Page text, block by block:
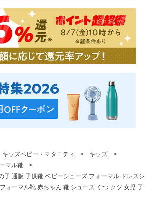
キッズベビー・マタニティ > キッズ
>
マル靴
>
子 通販 子供靴 ベビーシューズ フォーマル ドレスシ
ォーマル靴 赤ちゃん 靴 シューズ くつ クツ 女児 子